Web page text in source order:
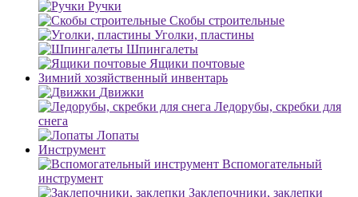
Ручки
Скобы строительные
Уголки, пластины
Шпингалеты
Ящики почтовые
Зимний хозяйственный инвентарь
Движки
Ледорубы, скребки для
снега
Лопаты
Инструмент
Вспомогательный
инструмент
Заклепочники, заклепки